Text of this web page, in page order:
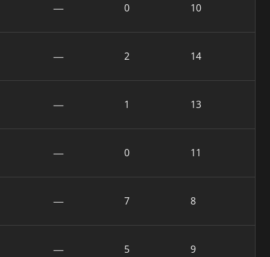
— 0 10
— 2 14
— 1 13
— 0 11
— 7 8
— 5 9